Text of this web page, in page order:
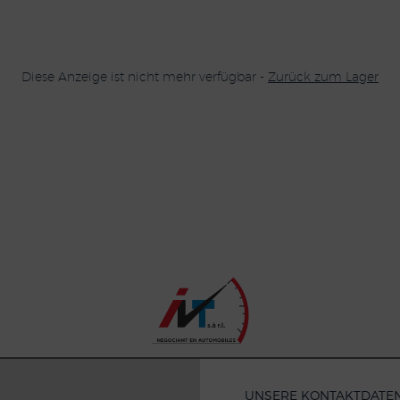
Diese Anzeige ist nicht mehr verfügbar - Zurück zum Lager
UNSERE